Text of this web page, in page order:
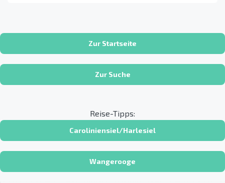
Zur Startseite
Zur Suche
Reise-Tipps:
Caroliniensiel/Harlesiel
Wangerooge